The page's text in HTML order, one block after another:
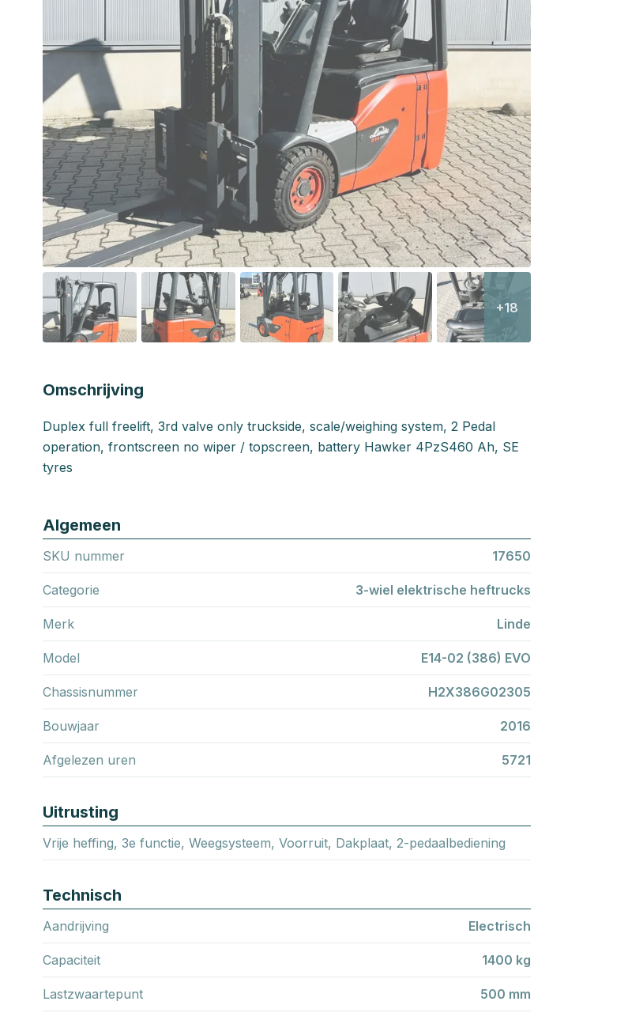
+18
Omschrijving
Duplex full freelift, 3rd valve only truckside, scale/weighing system, 2 Pedal
operation, frontscreen no wiper / topscreen, battery Hawker 4PzS460 Ah, SE
tyres
Algemeen
SKU nummer 17650
Categorie 3-wiel elektrische heftrucks
Merk Linde
Model E14-02 (386) EVO
Chassisnummer H2X386G02305
Bouwjaar 2016
Afgelezen uren 5721
Uitrusting
Vrije heffing, 3e functie, Weegsysteem, Voorruit, Dakplaat, 2-pedaalbediening
Technisch
Aandrijving Electrisch
Capaciteit 1400 kg
Lastzwaartepunt 500 mm